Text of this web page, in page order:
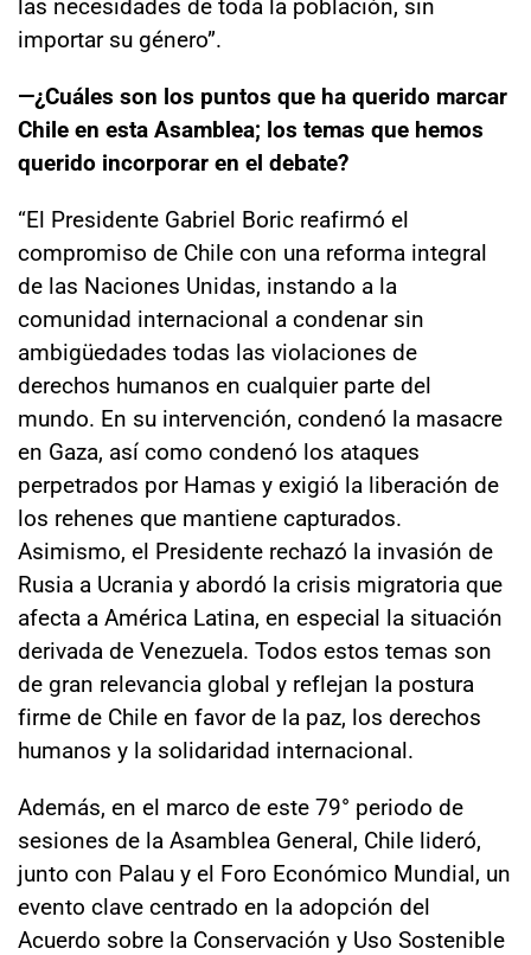
importar su género”.
—¿Cuáles son los puntos que ha querido marcar
Chile en esta Asamblea; los temas que hemos
querido incorporar en el debate?
“El Presidente Gabriel Boric reafirmó el
compromiso de Chile con una reforma integral
de las Naciones Unidas, instando a la
comunidad internacional a condenar sin
ambigüedades todas las violaciones de
derechos humanos en cualquier parte del
mundo. En su intervención, condenó la masacre
en Gaza, así como condenó los ataques
perpetrados por Hamas y exigió la liberación de
los rehenes que mantiene capturados.
Asimismo, el Presidente rechazó la invasión de
Rusia a Ucrania y abordó la crisis migratoria que
afecta a América Latina, en especial la situación
derivada de Venezuela. Todos estos temas son
de gran relevancia global y reflejan la postura
firme de Chile en favor de la paz, los derechos
humanos y la solidaridad internacional.
Además, en el marco de este 79° periodo de
sesiones de la Asamblea General, Chile lideró,
junto con Palau y el Foro Económico Mundial, un
evento clave centrado en la adopción del
Acuerdo sobre la Conservación y Uso Sostenible